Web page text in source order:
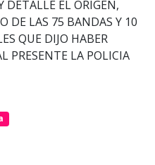
DETALLE EL ORIGEN,
DE LAS 75 BANDAS Y 10
QUE DIJO HABER
PRESENTE LA POLICIA